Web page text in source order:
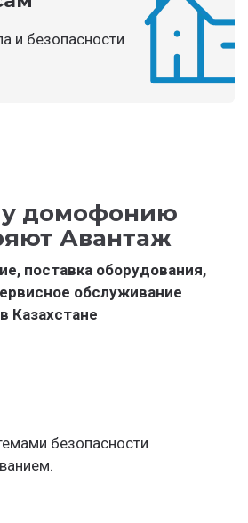
и безопасности
домофонию
Авантаж
поставка оборудования,
обслуживание
в Казахстане
безопасности